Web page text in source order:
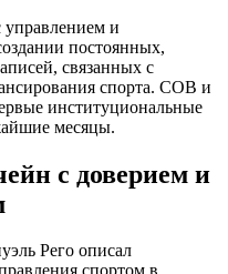
управлением и
постоянных,
связанных с
спорта. COB и
институциональные
месяцы.
с доверием и
Рего описал